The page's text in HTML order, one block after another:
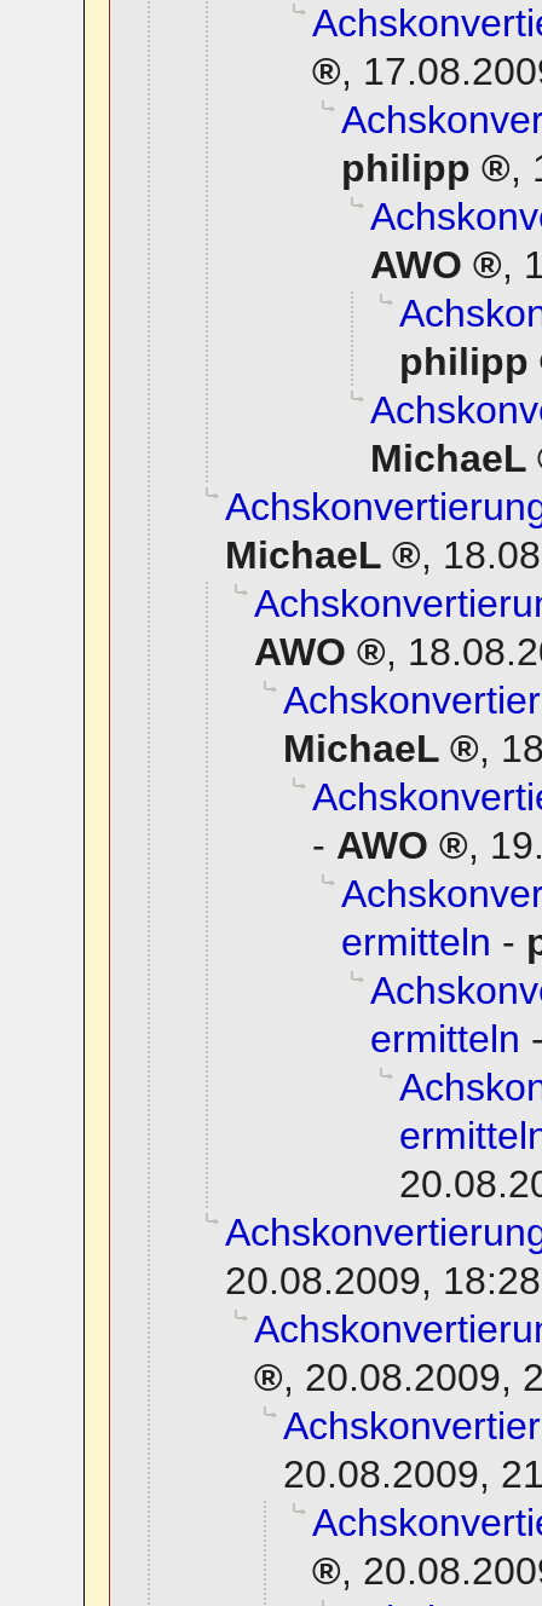
,
philipp
,
AWO
,
philipp
MichaeL
MichaeL
,
AWO
,
MichaeL
,
- AWO ,
ermitteln -
ermitteln
20.08.2009, 18:28
, 20.08.2009,
20.08.2009,
,